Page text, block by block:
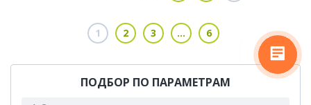
1 2 3 ... 6
ПОДБОР ПО ПАРАМЕТРАМ